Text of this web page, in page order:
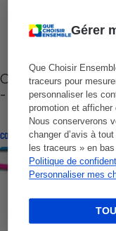
Gérer
Que Choisir
traceurs pour
personnaliser les
promotion et
Nous conserverons
changer d’avis à
les traceurs » en
Politique de
Personnaliser mes
Cafetière à
- Premières
CONSEILS